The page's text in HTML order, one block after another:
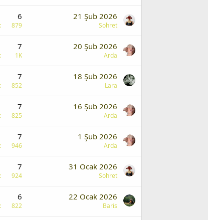
6
879
21 Şub 2026
Sohret
7
1K
20 Şub 2026
Arda
7
852
18 Şub 2026
Lara
7
825
16 Şub 2026
Arda
7
946
1 Şub 2026
Arda
7
924
31 Ocak 2026
Sohret
6
822
22 Ocak 2026
Baris